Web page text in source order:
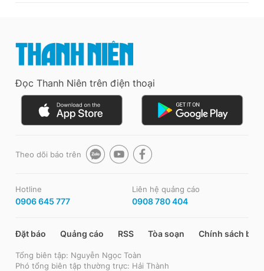
Đọc Thanh Niên trên điện thoại
Theo dõi báo trên
Hotline
0906 645 777
Liên hệ quảng cáo
0908 780 404
Đặt báo Quảng cáo RSS Tòa soạn Chính sách bảo
Tổng biên tập: Nguyễn Ngọc Toàn
Phó tổng biên tập thường trực: Hải Thành